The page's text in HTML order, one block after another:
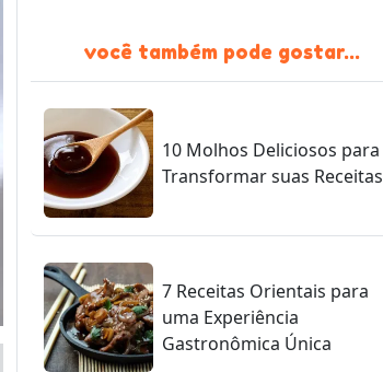
você também pode gostar...
10 Molhos Deliciosos para
Transformar suas Receitas
7 Receitas Orientais para
uma Experiência
Gastronômica Única